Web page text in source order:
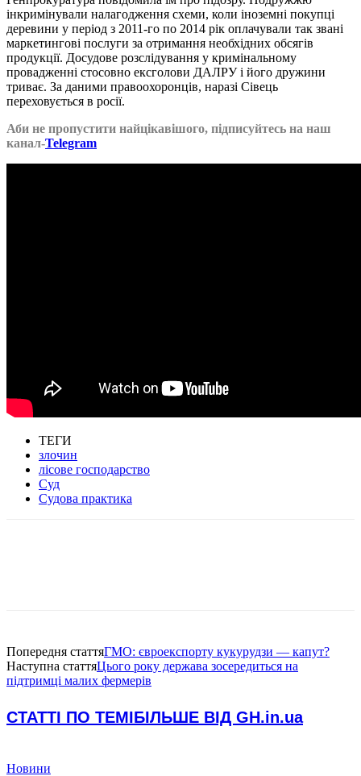
інкримінували налагодження схеми, коли іноземні покупці
деревини у період з 2011-го по 2014 рік оплачували так звані
маркетингові послуги за отримання необхідних обсягів
продукції. Досудове розслідування у кримінальному
провадженні стосовно ексголови ДАЛРУ і його дружини
триває. За даними правоохоронців, наразі Сівець
переховується в росії.
Аби не пропустити найцікавішого, підписуйтесь на наш
канал-Telegram
ТЕГИ
злочин
лісове господарство
Суд
Судова практика
Попередня статтяГМО: євроекспорту кукурудзи — капут?
Наступна статтяЦього року держава зосередиться на
підтримці малих фермерів
СТАТТІ ПО ТЕМІБІЛЬШЕ ВІД GH.in.ua
Новини